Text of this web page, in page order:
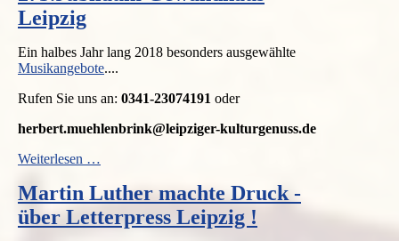
Leipzig
!
Leipzig
Ein halbes Jahr lang 2018 besonders ausgewählte
Musikangebote....
Rufen Sie uns an: 0341-23074191 oder
herbert.muehlenbrink@leipziger-kulturgenuss.de
Weiterlesen …
Leipzig
Martin Luther machte Druck -
über Letterpress Leipzig !